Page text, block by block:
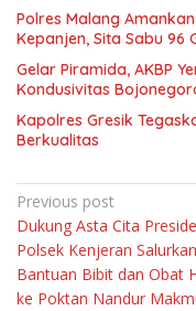
Polres Malang
Kepanjen, Sita Sabu 96
Gelar Piramida, AKBP
Kondusivitas
Kapolres Gresik
Berkualitas
Navigasi
pos
Previous post
Dukung Asta Cita
Polsek Kenjeran Salurkan
Bantuan Bibit dan Obat
ke Poktan Nandur